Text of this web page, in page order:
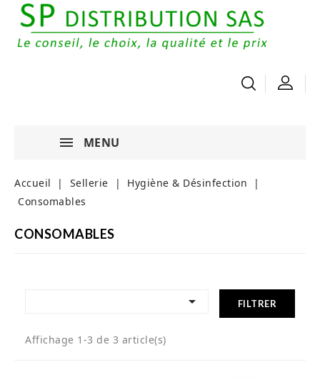
MENU
Accueil Sellerie
Hygiène & Désinfection
Consomables
CONSOMABLES
 FILTRER
Affichage 1-3 de 3 article(s)